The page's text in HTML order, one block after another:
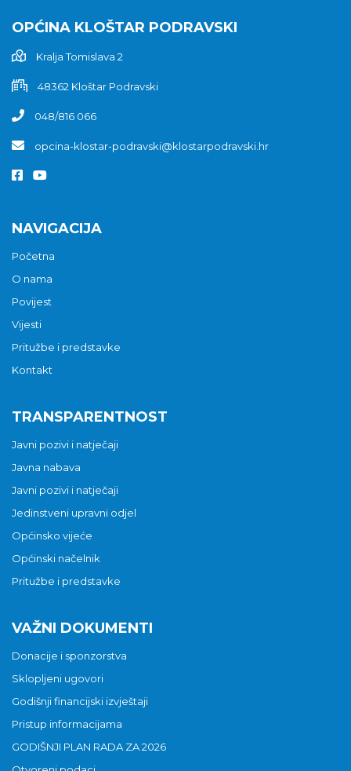
OPĆINA KLOŠTAR PODRAVSKI
Kralja Tomislava 2
48362 Kloštar Podravski
048/816 066
opcina-klostar-podravski@klostarpodravski.hr
NAVIGACIJA
Početna
O nama
Povijest
Vijesti
Pritužbe i predstavke
Kontakt
TRANSPARENTNOST
Javni pozivi i natječaji
Javna nabava
Javni pozivi i natječaji
Jedinstveni upravni odjel
Općinsko vijeće
Općinski načelnik
Pritužbe i predstavke
VAŽNI DOKUMENTI
Donacije i sponzorstva
Sklopljeni ugovori
Godišnji financijski izvještaji
Pristup informacijama
GODIŠNJI PLAN RADA ZA 2026